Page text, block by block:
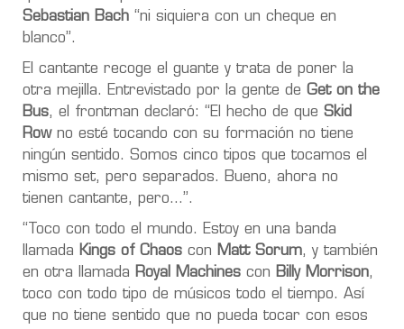
Sebastian Bach “ni siquiera con un cheque en
blanco”.
El cantante recoge el guante y trata de poner la
otra mejilla. Entrevistado por la gente de Get on the
Bus, el frontman declaró: “El hecho de que Skid
Rowno esté tocando con su formación no tiene
ningún sentido. Somos cinco tipos que tocamos el
mismo set, pero separados. Bueno, ahora no
tienen cantante, pero…”.
“Toco con todo el mundo. Estoy en una banda
llamada Kings of Chaos con Matt Sorum, y también
en otra llamada Royal Machines con Billy Morrison,
toco con todo tipo de músicos todo el tiempo. Así
que no tiene sentido que no pueda tocar con esos